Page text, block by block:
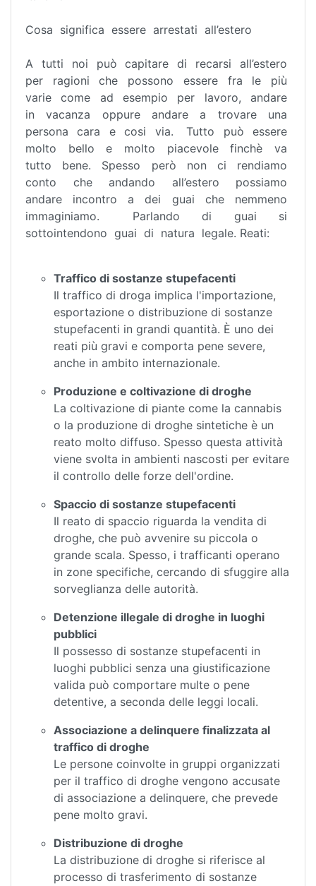
Cosa significa essere arrestati all’estero
A tutti noi può capitare di recarsi all’estero
per ragioni che possono essere fra le più
varie come ad esempio per lavoro, andare
in vacanza oppure andare a trovare una
persona cara e cosi via. Tutto può essere
molto bello e molto piacevole finchè va
tutto bene. Spesso però non ci rendiamo
conto che andando all’estero possiamo
andare incontro a dei guai che nemmeno
immaginiamo. Parlando di guai si
sottointendono guai di natura legale. Reati:
Traffico di sostanze stupefacenti
Il traffico di droga implica l'importazione,
esportazione o distribuzione di sostanze
stupefacenti in grandi quantità. È uno dei
reati più gravi e comporta pene severe,
anche in ambito internazionale.
Produzione e coltivazione di droghe
La coltivazione di piante come la cannabis
o la produzione di droghe sintetiche è un
reato molto diffuso. Spesso questa attività
viene svolta in ambienti nascosti per evitare
il controllo delle forze dell'ordine.
Spaccio di sostanze stupefacenti
Il reato di spaccio riguarda la vendita di
droghe, che può avvenire su piccola o
grande scala. Spesso, i trafficanti operano
in zone specifiche, cercando di sfuggire alla
sorveglianza delle autorità.
Detenzione illegale di droghe in luoghi
pubblici
Il possesso di sostanze stupefacenti in
luoghi pubblici senza una giustificazione
valida può comportare multe o pene
detentive, a seconda delle leggi locali.
Associazione a delinquere finalizzata al
traffico di droghe
Le persone coinvolte in gruppi organizzati
per il traffico di droghe vengono accusate
di associazione a delinquere, che prevede
pene molto gravi.
Distribuzione di droghe
La distribuzione di droghe si riferisce al
processo di trasferimento di sostanze